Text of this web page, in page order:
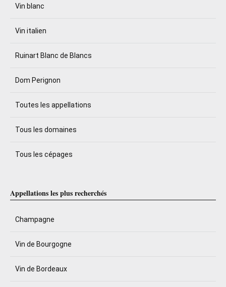
Vin blanc
Vin italien
Ruinart Blanc de Blancs
Dom Perignon
Toutes les appellations
Tous les domaines
Tous les cépages
Appellations les plus recherchés
Champagne
Vin de Bourgogne
Vin de Bordeaux